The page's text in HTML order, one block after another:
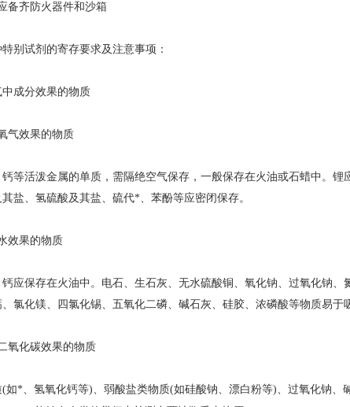
齐防火器件和沙箱
试剂的寄存要求及注意事项：
成分效果的物质
效果的物质
活泼金属的单质，需隔绝空气保存，一般保存在火油或石蜡中。锂
盐、氢硫酸及其盐、硫代*、苯酚等应密闭保存。
果的物质
保存在火油中。电石、生石灰、无水硫酸铜、氧化钠、过氧化钠、
氯化镁、四氯化锡、五氧化二磷、碱石灰、硅胶、浓磷酸等物质易于
化碳效果的物质
、氢氧化钙等)、弱酸盐类物质(如硅酸钠、漂白粉等)、过氧化钠、碱